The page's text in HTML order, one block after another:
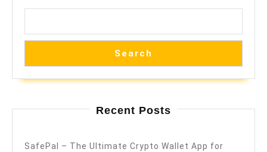
Search
Recent Posts
SafePal – The Ultimate Crypto Wallet App for